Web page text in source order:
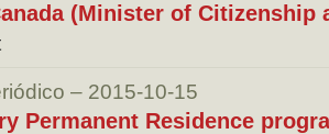
(Minister of Citizenship
– 2015-10-15
Permanent Residence